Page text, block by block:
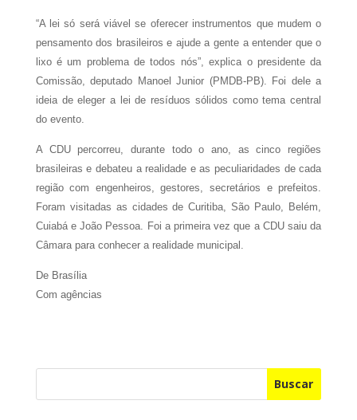
“A lei só será viável se oferecer instrumentos que mudem o
pensamento dos brasileiros e ajude a gente a entender que o
lixo é um problema de todos nós”, explica o presidente da
Comissão, deputado Manoel Junior (PMDB-PB). Foi dele a
ideia de eleger a lei de resíduos sólidos como tema central
do evento.
A CDU percorreu, durante todo o ano, as cinco regiões
brasileiras e debateu a realidade e as peculiaridades de cada
região com engenheiros, gestores, secretários e prefeitos.
Foram visitadas as cidades de Curitiba, São Paulo, Belém,
Cuiabá e João Pessoa. Foi a primeira vez que a CDU saiu da
Câmara para conhecer a realidade municipal.
De Brasília
Com agências
Buscar